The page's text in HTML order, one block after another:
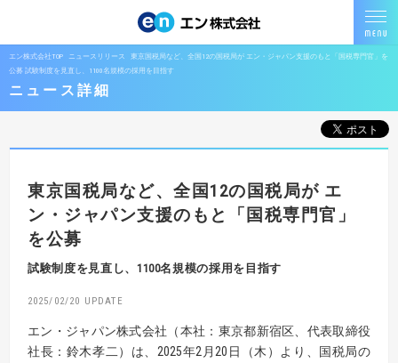
エン株式会社TOP ニュースリリース
東京国税局など、全国12の国税局が エン・ジャパン支援のもと「国税専門官」を
公募 試験制度を見直し、1100名規模の採用を目指す
ニュース詳細
東京国税局など、全国12の国税局が エ
ン・ジャパン支援のもと「国税専門官」
を公募
試験制度を見直し、1100名規模の採用を目指す
2025/02/20
エン・ジャパン株式会社（本社：東京都新宿区、代表取締役
社長：鈴木孝二）は、2025年2月20日（木）より、国税局の